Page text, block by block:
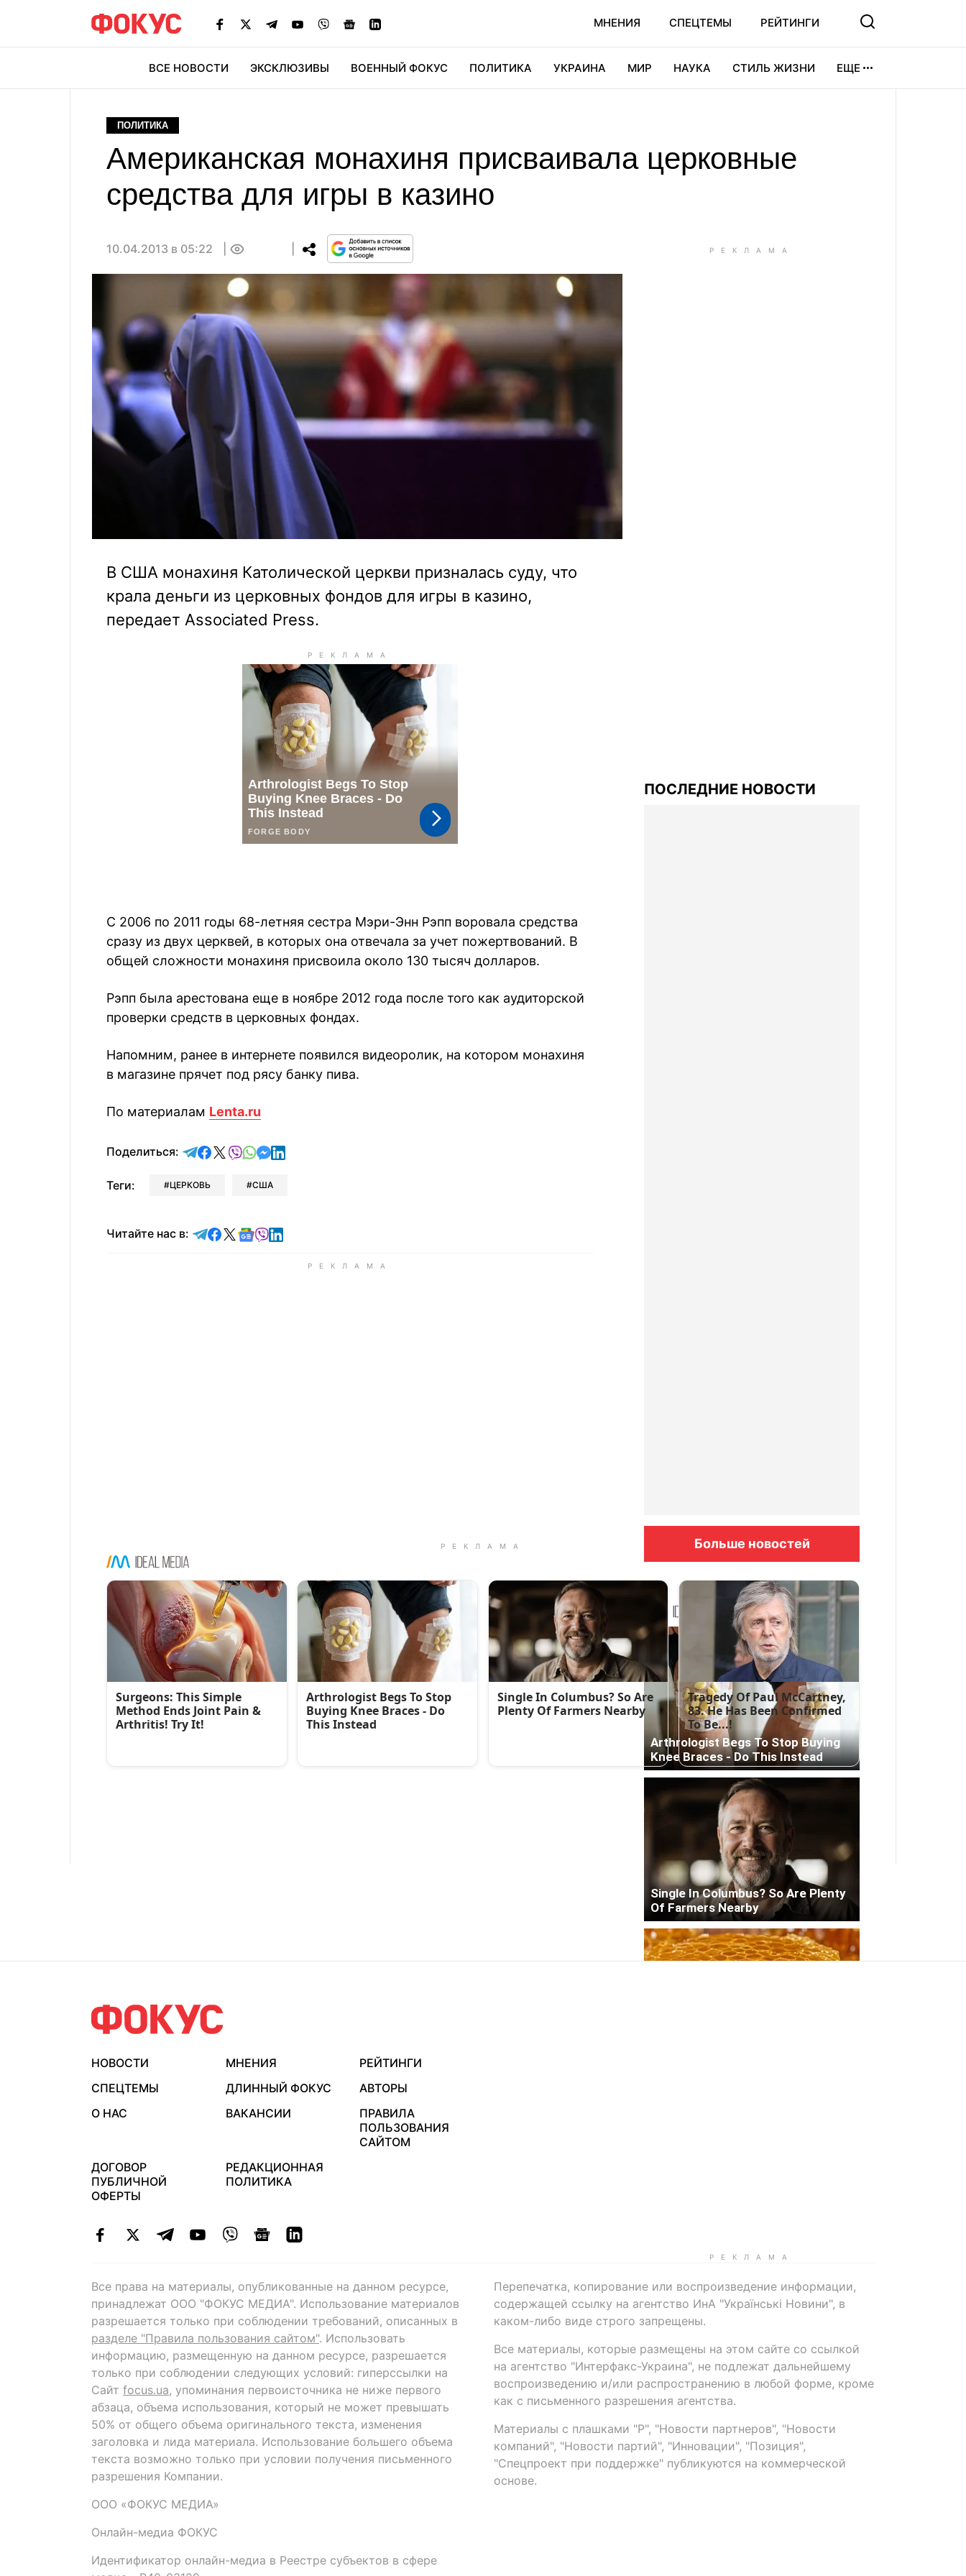
МНЕНИЯ СПЕЦТЕМЫ РЕЙТИНГИ
ВСЕ НОВОСТИ ЭКСКЛЮЗИВЫ ВОЕННЫЙ ФОКУС ПОЛИТИКА УКРАИНА МИР НАУКА СТИЛЬ ЖИЗНИ ЕЩЕ
ПОЛИТИКА
Американская монахиня присваивала церковные
средства для игры в казино
10.04.2013 в 05:22
В США монахиня Католической церкви призналаcь суду, что
крала деньги из церковных фондов для игры в казино,
передает Associated Press.
С 2006 по 2011 годы 68-летняя сестра Мэри-Энн Рэпп воровала средства
сразу из двух церквей, в которых она отвечала за учет пожертвований. В
общей сложности монахиня присвоила около 130 тысяч долларов.
Рэпп была арестована еще в ноябре 2012 года после того как аудиторской
проверки средств в церковных фондах.
Напомним, ранее в интернете появился видеоролик, на котором монахиня
в магазине прячет под рясу банку пива.
По материалам Lenta.ru
Поделиться: отправить в Telegram
поделиться в Facebook
поделиться в X
отправить в Viber
отправить в Whatsapp
отправить в Messenger
отправить в LinkedIn
Теги: ЦЕРКОВЬ США
Читайте нас в: Читайте в Telegram
Читайте в Facebook
Читайте в X
Читайте в Google news
Читайте в Viber
Читайте в LinkedIn
ПОСЛЕДНИЕ НОВОСТИ
Больше новостей
НОВОСТИ МНЕНИЯ
РЕЙТИНГИ
СПЕЦТЕМЫ
ДЛИННЫЙ ФОКУС
АВТОРЫ
О НАС
ВАКАНСИИ
ПРАВИЛА
ПОЛЬЗОВАНИЯ
САЙТОМ
ДОГОВОР
ПУБЛИЧНОЙ
ОФЕРТЫ
РЕДАКЦИОННАЯ
ПОЛИТИКА
Все права на материалы, опубликованные на данном ресурсе,
принадлежат ООО "ФОКУС МЕДИА". Использование материалов
разрешается только при соблюдении требований, описанных в
разделе "Правила пользования сайтом". Использовать
информацию, размещенную на данном ресурсе, разрешается
только при соблюдении следующих условий: гиперссылки на
Сайт focus.ua, упоминания первоисточника не ниже первого
абзаца, объема использования, который не может превышать
50% от общего объема оригинального текста, изменения
заголовка и лида материала. Использование большего объема
текста возможно только при условии получения письменного
разрешения Компании.
ООО «ФОКУС МЕДИА»
Онлайн-медиа ФОКУС
Идентификатор онлайн-медиа в Реестре субъектов в сфере
Перепечатка, копирование или воспроизведение информации,
содержащей ссылку на агентство ИнА "Українські Новини", в
каком-либо виде строго запрещены.
Все материалы, которые размещены на этом сайте со ссылкой
на агентство "Интерфакс-Украина", не подлежат дальнейшему
воспроизведению и/или распространению в любой форме, кроме
как с письменного разрешения агентства.
Материалы с плашками "Р", "Новости партнеров", "Новости
компаний", "Новости партий", "Инновации", "Позиция",
"Спецпроект при поддержке" публикуются на коммерческой
основе.